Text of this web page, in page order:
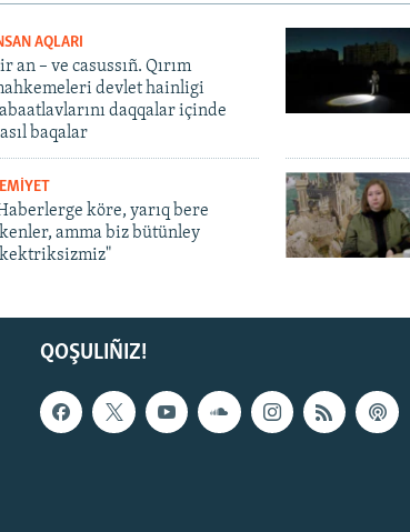
AQLARI
an – ve casussıñ. Qırım
devlet hainligi
daqqalar içinde
baqalar
köre, yarıq bere
amma biz bütünley
QOŞULIÑIZ!